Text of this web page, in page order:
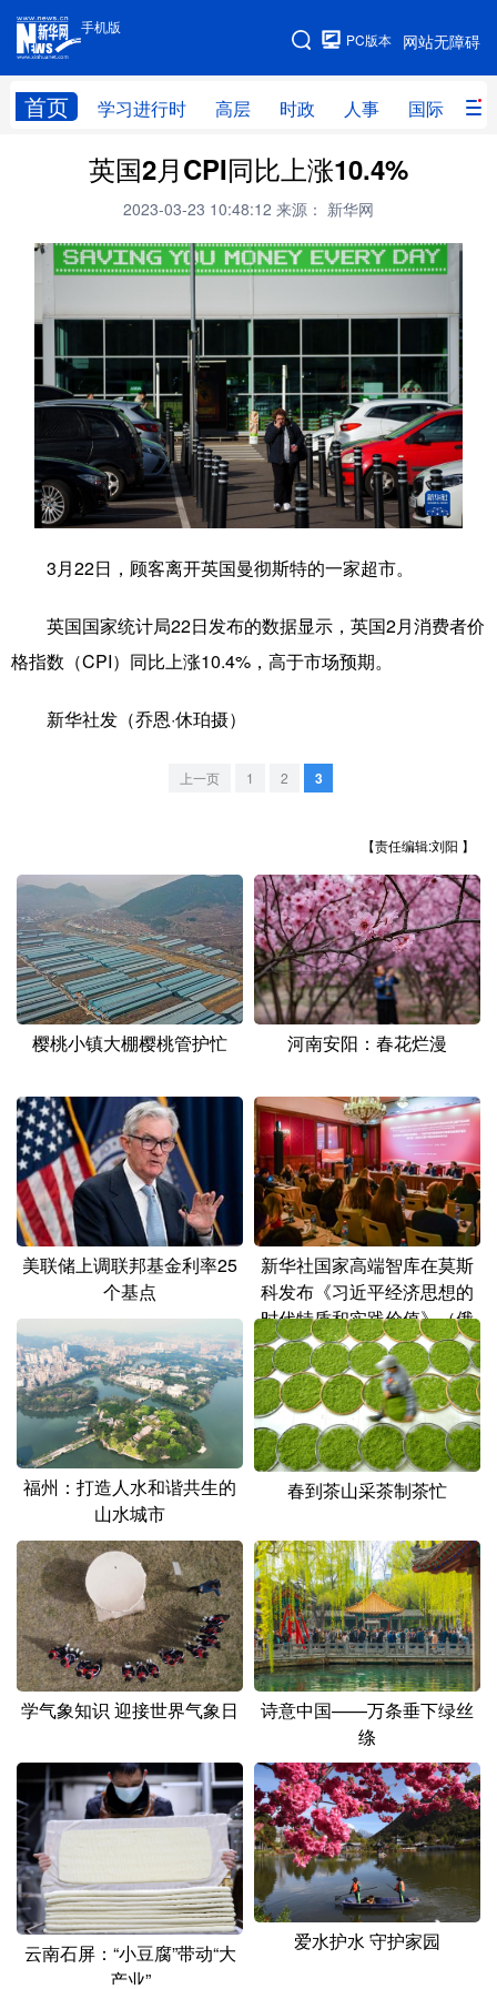
手机版
网站无障碍
PC版本
首页 学习进行时 高层 时政 人事 国际 财
手机版
网站地图
学习进行时 高层 时政
财经 网评
台湾 思客智库 全球连线 教育
科创
文化 书画 健康 军事
访谈 视频 图片 政务
法律 中央文件 金融 汽车
食品 人居 信息化 数字经济
彩票 娱乐 时尚 悦读
文化产业
山西
辽宁 吉林 上海 江苏
浙江 安徽 福建 江西
山东 河南 湖北 湖南
广东 广西 海南 重庆
四川 贵州 云南 西藏
陕西 甘肃 青海 宁夏
新疆 内蒙古 黑龙江
多语种频道
English Español Français عربى
Русский язык 日本語 한국어
Deutsch Português
英国2月CPI同比上涨10.4%
2023-03-23 10:48:12 来源： 新华网
3月22日，顾客离开英国曼彻斯特的一家超市。
英国国家统计局22日发布的数据显示，英国2月消费者价
格指数（CPI）同比上涨10.4%，高于市场预期。
新华社发（乔恩·休珀摄）
上一页 1 2 3
【责任编辑:刘阳 】
樱桃小镇大棚樱桃管护忙 河南安阳：春花烂漫
美联储上调联邦基金利率25
个基点
新华社国家高端智库在莫斯
科发布《习近平经济思想的
时代特质和实践价值》（俄
文版）智库报告
福州：打造人水和谐共生的
山水城市
春到茶山采茶制茶忙
学气象知识 迎接世界气象日
诗意中国——万条垂下绿丝
绦
云南石屏：“小豆腐”带动“大
产业”
爱水护水 守护家园